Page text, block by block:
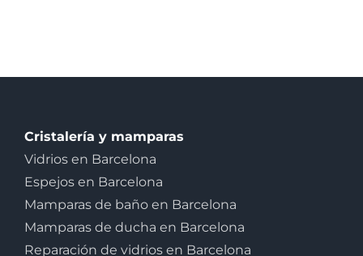
Cristalería y mamparas
Vidrios en Barcelona
Espejos en Barcelona
Mamparas de baño en Barcelona
Mamparas de ducha en Barcelona
Reparación de vidrios en Barcelona